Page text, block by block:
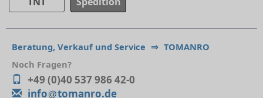
Beratung, Verkauf und Service ⇒ TOMANRO
Noch Fragen?
+49 (0)40 537 986 42-0
info
tomanro.de